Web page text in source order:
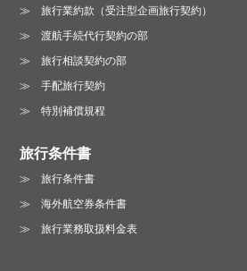
旅行業約款（受注型企画旅行契約）
渡航手続代行契約の部
旅行相談契約の部
手配旅行契約
特別補償規程
旅行条件書
旅行条件書
海外航空券条件書
旅行業務取扱料金表